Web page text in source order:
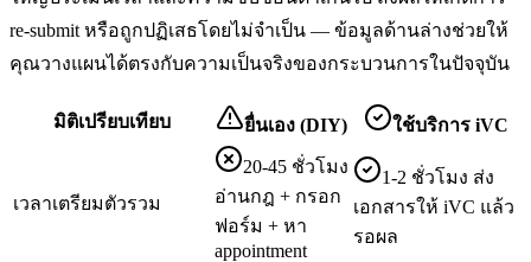
re-submit หรือถูกปฏิเสธโดยไม่จำเป็น — ข้อมูลด้านล่างช่วยให้
คุณวางแผนได้ตรงกับความเป็นจริงของกระบวนการในปัจจุบัน
มิติเปรียบเทียบ ยื่นเอง (DIY) ใช้บริการ iVC
เวลาเตรียมตัวรวม
20-45 ชั่วโมง
อ่านกฎ + กรอก
ฟอร์ม + หา
appointment
1-2 ชั่วโมง ส่ง
เอกสารให้ iVC แล้ว
รอผล